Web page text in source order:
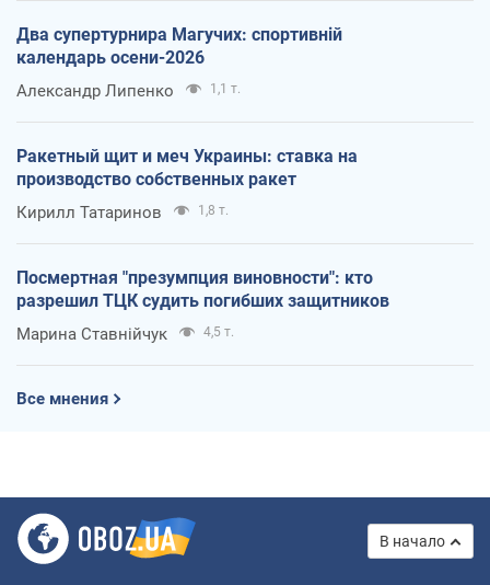
Два супертурнира Магучих: спортивній
календарь осени-2026
Александр Липенко 1,1 т.
Ракетный щит и меч Украины: ставка на
производство собственных ракет
Кирилл Татаринов 1,8 т.
Посмертная "презумпция виновности": кто
разрешил ТЦК судить погибших защитников
Марина Ставнійчук 4,5 т.
Все мнения
В начало